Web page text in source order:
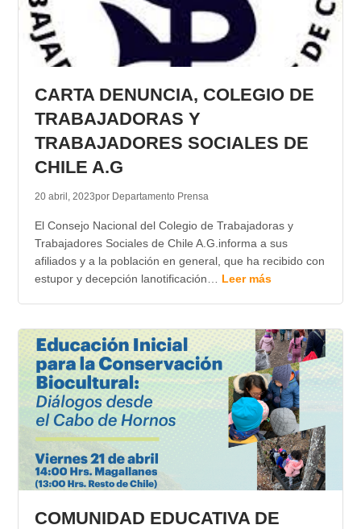
CARTA DENUNCIA, COLEGIO DE
TRABAJADORAS Y
TRABAJADORES SOCIALES DE
CHILE A.G
20 abril, 2023por Departamento Prensa
El Consejo Nacional del Colegio de Trabajadoras y
Trabajadores Sociales de Chile A.G.informa a sus
afiliados y a la población en general, que ha recibido con
estupor y decepción lanotificación… Leer más
COMUNIDAD EDUCATIVA DE